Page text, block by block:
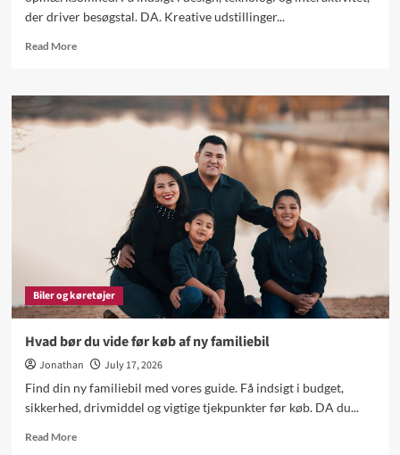
der driver besøgstal. DA. Kreative udstillinger...
Read MoreRead
Hvorfor
tiltrækker
kreative
Biler og køretøjer
Hvad bør du vide før køb af ny familiebil
Jonathan
July 17, 2026
Find din ny familiebil med vores guide. Få indsigt i budget,
sikkerhed, drivmiddel og vigtige tjekpunkter før køb. DA du...
Read MoreRead